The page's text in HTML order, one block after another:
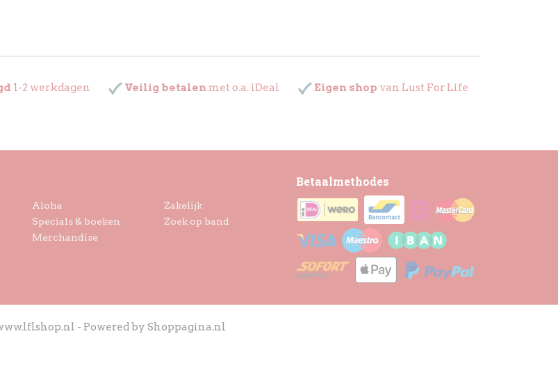
1-2 werkdagen Veilig betalen met o.a. iDeal Eigen shop van Lust For Life
Aloha
Specials & boeken
Merchandise
Zakelijk
Zoek op band
Betaalmethodes
- Powered by Shoppagina.nl